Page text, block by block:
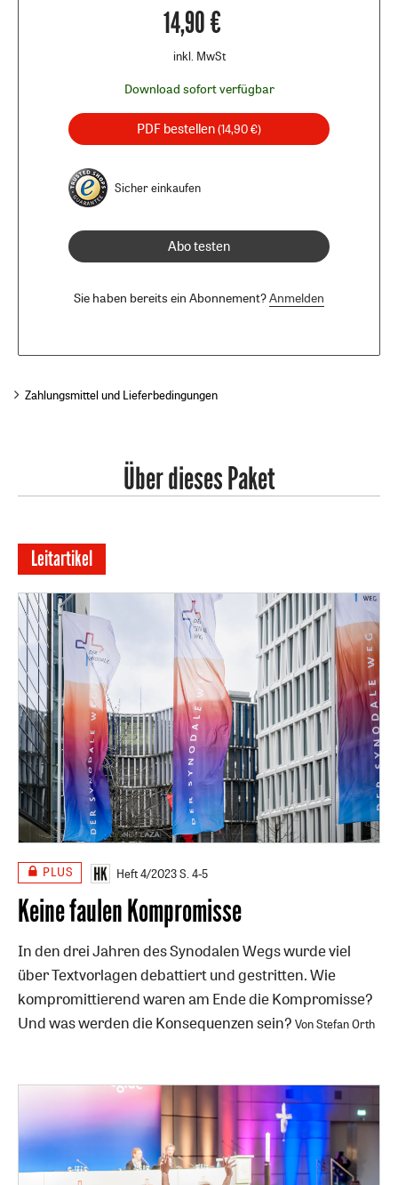
14,90 €
inkl. MwSt
Download sofort verfügbar
PDF bestellen(14,90 €)
Sicher einkaufen
Abo testen
Sie haben bereits ein Abonnement?Anmelden
Zahlungsmittel und Lieferbedingungen
Über dieses Paket
Leitartikel
PLUS Heft 4/2023S. 4-5
Keine faulen Kompromisse
In den drei Jahren des Synodalen Wegs wurde viel
über Textvorlagen debattiert und gestritten. Wie
kompromittierend waren am Ende die Kompromisse?
Und was werden die Konsequenzen sein? Von Stefan Orth